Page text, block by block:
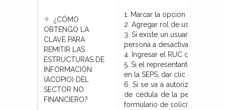
¿CÓMO
OBTENGO LA
CLAVE PARA
REMITIR LAS
ESTRUCTURAS DE
INFORMACIÓN
(ACOPIO) DEL
SECTOR NO
FINANCIERO?
1. Marcar la opción “
2. Agregar rol de usuario "
3. Si existe un usuario
persona a desactivar.
4. Ingresar el RUC de la
5. Si el representante legal de
en la SEPS, dar clic en “
6. Si se va a autorizar a una
de cédula de la persona
formulario de solicitud de